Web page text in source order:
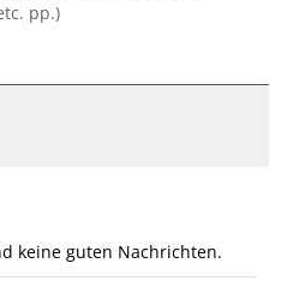
pp.)
keine guten Nachrichten.